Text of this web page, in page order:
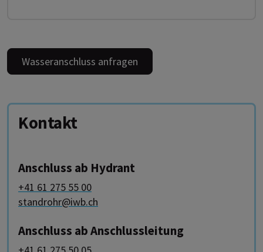
Wasseranschluss anfragen
Kontakt
Anschluss ab Hydrant
+41 61 275 55 00
standrohr@iwb.ch
Anschluss ab Anschlussleitung